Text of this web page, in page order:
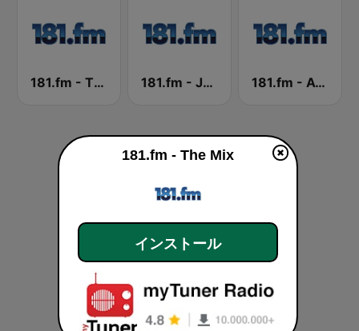
181.fm - The Breeze 181.fm - Jammin 181 181.fm - Awesome 80s
181.fm - The Mix
インストール